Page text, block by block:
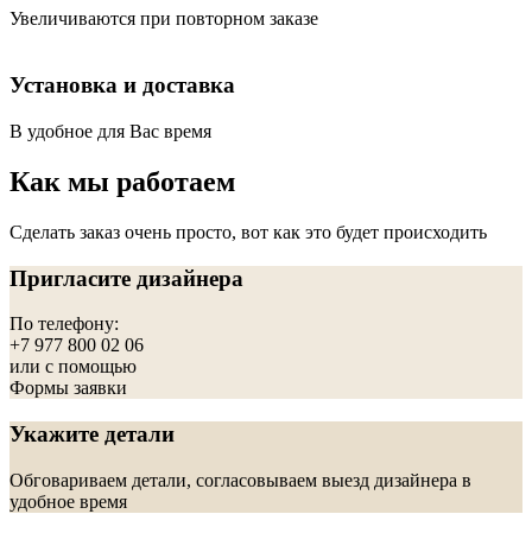
Увеличиваются при повторном заказе
Установка и доставка
В удобное для Вас время
Как мы работаем
Сделать заказ очень просто, вот как это будет происходить
Пригласите дизайнера
По телефону:
+7 977 800 02 06
или с помощью
Формы заявки
Укажите детали
Обговариваем детали, согласовываем выезд дизайнера в
удобное время